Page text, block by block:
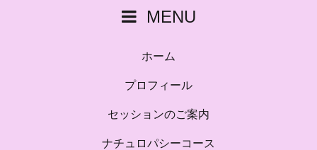
MENU
ホーム
プロフィール
セッションのご案内
ナチュロパシーコース